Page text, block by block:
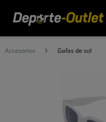
Accesorios Gafas de sol